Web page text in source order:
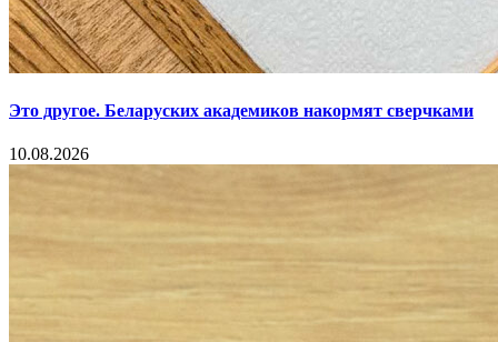
Это другое. Беларуских академиков накормят сверчками
10.08.2026